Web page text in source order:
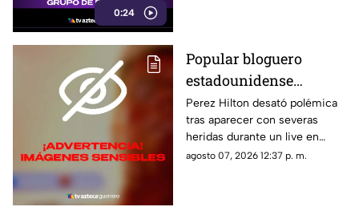
0:24
Popular bloguero
estadounidense
aparece con severas
heridas en un LIVE;
¿buscaba interacción?
Perez Hilton desató polémica
tras aparecer con severas
heridas durante un live en
TikTok. El video abrió un
agosto 07, 2026 12:37 p. m.